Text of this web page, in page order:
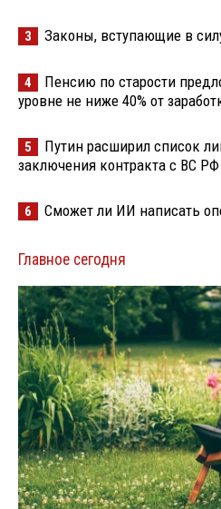
3 Законы, вступающие в
4
Пенсию по старости
уровне не ниже 40% от
5
Путин расширил список
заключения контракта с ВС РФ
6 Сможет ли ИИ написать
Главное сегодня